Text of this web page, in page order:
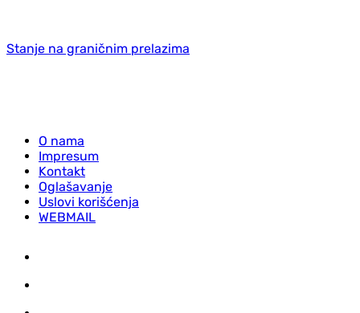
Stanje na graničnim prelazima
O nama
Impresum
Kontakt
Oglašavanje
Uslovi korišćenja
WEBMAIL